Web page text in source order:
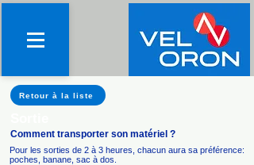
Retour à la liste
Comment transporter son matériel ?
Pour les sorties de 2 à 3 heures, chacun aura sa préférence:
poches, banane, sac à dos.